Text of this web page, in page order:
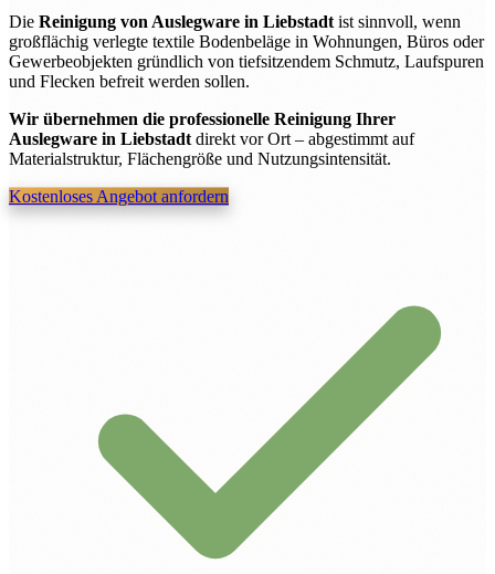
Die Reinigung von Auslegware in Liebstadt ist sinnvoll, wenn
großflächig verlegte textile Bodenbeläge in Wohnungen, Büros oder
Gewerbeobjekten gründlich von tiefsitzendem Schmutz, Laufspuren
und Flecken befreit werden sollen.
Wir übernehmen die professionelle Reinigung Ihrer
Auslegware in Liebstadt direkt vor Ort – abgestimmt auf
Materialstruktur, Flächengröße und Nutzungsintensität.
Kostenloses Angebot anfordern